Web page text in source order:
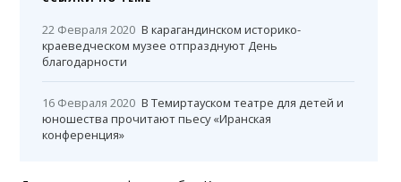
22 Февраля 2020 В карагандинском историко-
краеведческом музее отпразднуют День
благодарности
16 Февраля 2020 В Темиртауском театре для детей и
юношества прочитают пьесу «Иранская
конференция»